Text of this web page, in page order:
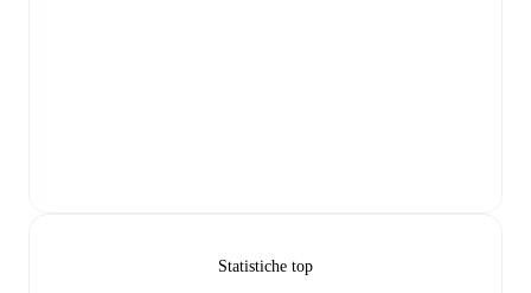
Statistiche top